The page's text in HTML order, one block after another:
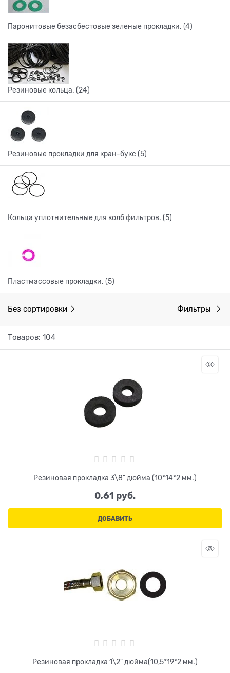
Паронитовые безасбестовые зеленые прокладки. (4)
Резиновые кольца. (24)
Резиновые прокладки для кран-букс (5)
Кольца уплотнительные для колб фильтров. (5)
Пластмассовые прокладки. (5)
Без сортировки Фильтры
Товаров: 104
Резиновая прокладка 3\8" дюйма (10*14*2 мм.)
0,61 руб.
ДОБАВИТЬ
Резиновая прокладка 1\2" дюйма(10,5*19*2 мм.)